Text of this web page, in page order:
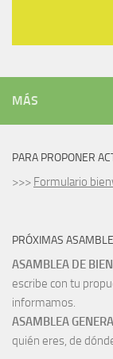
MÁS
PARA PROPONER
>>> Formulario
PRÓXIMAS
ASAMBLEA DE
escribe con tu
informamos.
ASAMBLEA
quién eres, de